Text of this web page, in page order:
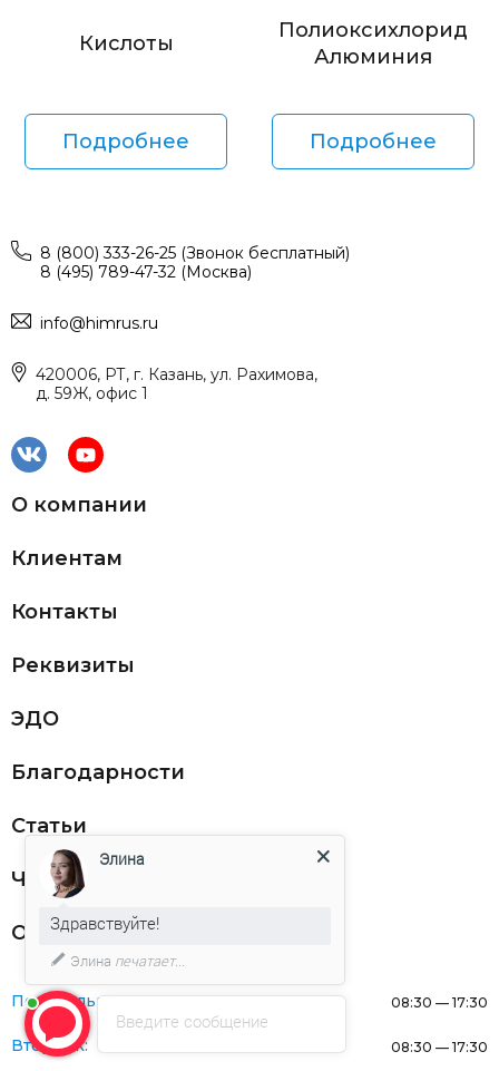
Кислоты
Подробнее
Полиоксихлорид
Алюминия
Подробнее
8 (800) 333-26-25 (Звонок бесплатный)
8 (495) 789-47-32 (Москва)
info@himrus.ru
420006, РТ, г. Казань, ул. Рахимова,
д. 59Ж, офис 1
О компании
Клиентам
Контакты
Реквизиты
ЭДО
Благодарности
Статьи
Частникам
Оферта
Понедельник: 08:30 — 17:30
Вторник: 08:30 — 17:30
Введите сообщение
Элина
Здравствуйте!
Элина печатает...